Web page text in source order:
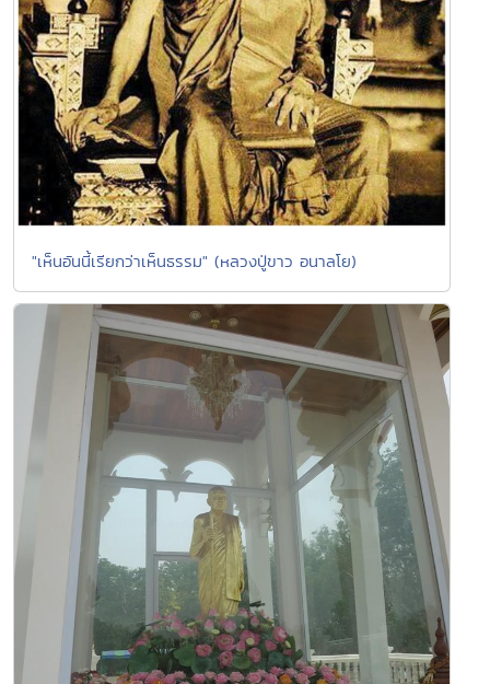
"เห็นอันนี้เรียกว่าเห็นธรรม" (หลวงปู่ขาว อนาลโย)